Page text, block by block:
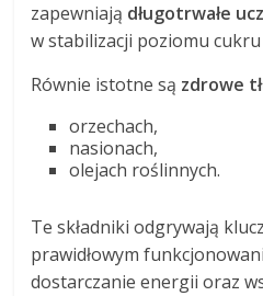
zapewniają długotrwałe
w stabilizacji poziomu
Równie istotne są zdrowe
orzechach,
nasionach,
olejach roślinnych.
Te składniki odgrywają
prawidłowym
dostarczanie energii oraz